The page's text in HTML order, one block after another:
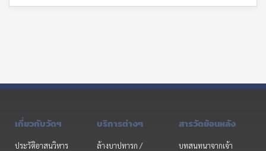
เกี่ยวกับวัดฯ
ประวัติอาสนวิหาร
บริการต่างๆ
ล้างบาปทารก /
สารวัดย้อนหลัง
บทสนทนาจากเจ้า